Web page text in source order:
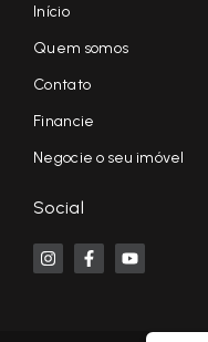
Início
Quem somos
Contato
Financie
Negocie o seu imóvel
Social